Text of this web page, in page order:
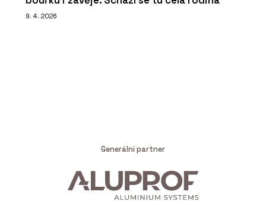
9. 4. 2026
Generální partner